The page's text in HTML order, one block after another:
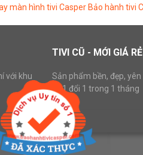
màn hình tivi Casper Bảo hành tivi
với khu
TIVI CŨ - MỚI GIÁ RẺ
Sản phẩm bền, đẹp,
lỗi 1 đổi 1 trong 1 tháng